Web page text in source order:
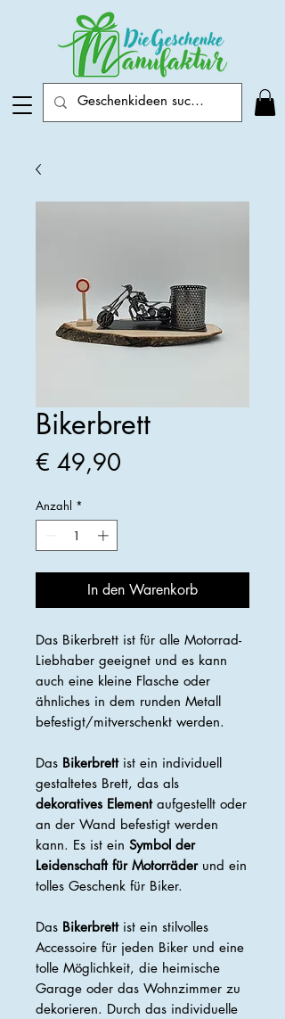
Bikerbrett
€ 49,90
Anzahl *
In den Warenkorb
Das Bikerbrett ist für alle Motorrad-
Liebhaber geeignet und es kann
auch eine kleine Flasche oder
ähnliches in dem runden Metall
befestigt/mitverschenkt werden.
Das Bikerbrett ist ein individuell
gestaltetes Brett, das als
dekoratives Elementaufgestellt oder
an der Wand befestigt werden
kann. Es ist ein Symbol der
Leidenschaft für Motorräder und ein
tolles Geschenk für Biker.
Das Bikerbrettist ein stilvolles
Accessoire für jeden Biker und eine
tolle Möglichkeit, die heimische
Garage oder das Wohnzimmer zu
dekorieren. Durch das individuelle